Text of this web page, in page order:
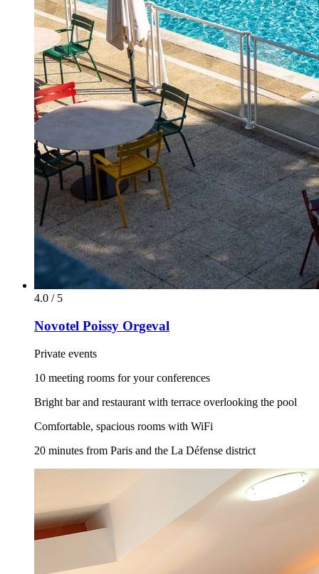
4.0 / 5
Novotel Poissy Orgeval
Private events
10 meeting rooms for your conferences
Bright bar and restaurant with terrace overlooking the pool
Comfortable, spacious rooms with WiFi
20 minutes from Paris and the La Défense district